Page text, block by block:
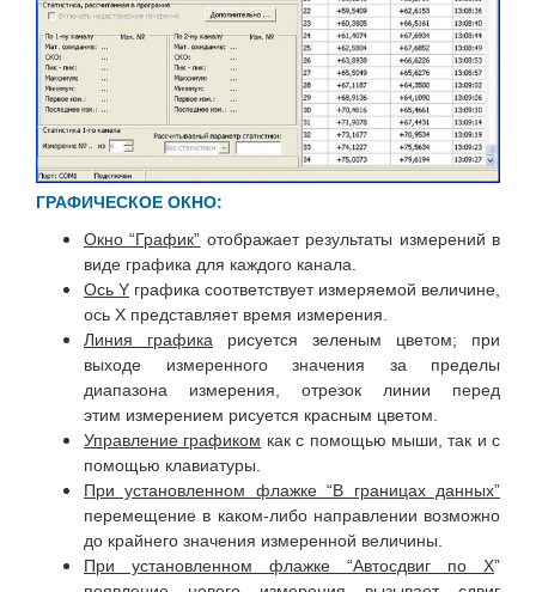
ГРАФИЧЕСКОЕ ОКНО:
Окно “График” отображает результаты измерений в
виде графика для каждого канала.
Ось Y графика соответствует измеряемой величине,
ось X представляет время измерения.
Линия графика рисуется зеленым цветом; при
выходе измеренного значения за пределы
диапазона измерения, отрезок линии перед
этим измерением рисуется красным цветом.
Управление графиком как с помощью мыши, так и с
помощью клавиатуры.
При установленном флажке “В границах данных”
перемещение в каком-либо направлении возможно
до крайнего значения измеренной величины.
При установленном флажке “Автосдвиг по Х”